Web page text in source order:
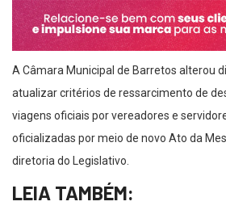
A Câmara Municipal de Barretos alterou
atualizar critérios de ressarcimento de
viagens oficiais por vereadores e
oficializadas por meio de novo Ato da
diretoria do Legislativo.
LEIA TAMBÉM: